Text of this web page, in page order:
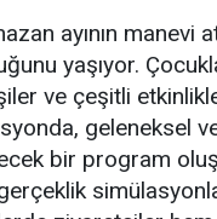
ayının
yaşıyor.
ve çeşitli
geleneksel
bir program